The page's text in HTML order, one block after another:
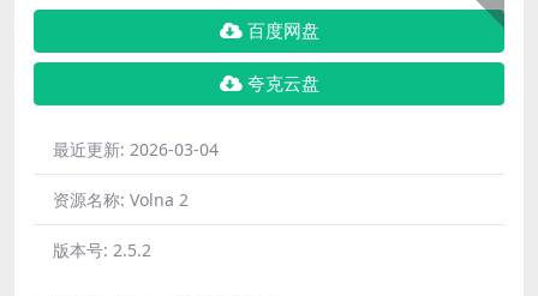
百度网盘
夸克云盘
最近更新: 2026-03-04
资源名称: Volna 2
版本号: 2.5.2